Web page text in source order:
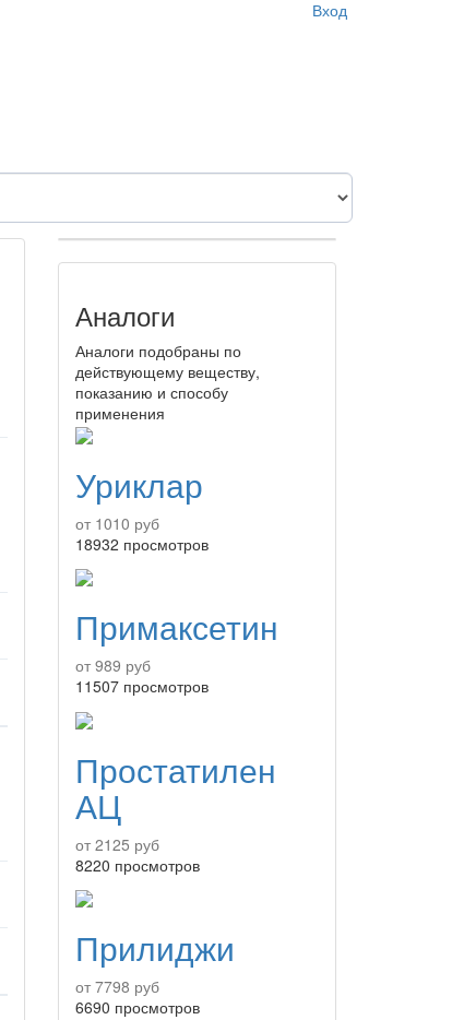
Вход
Аналоги
Аналоги подобраны по
действующему веществу,
показанию и способу
применения
Уриклар
от 1010 руб
18932 просмотров
Примаксетин
от 989 руб
11507 просмотров
Простатилен
АЦ
от 2125 руб
8220 просмотров
Прилиджи
от 7798 руб
6690 просмотров